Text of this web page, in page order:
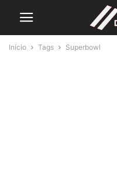
Início Tags Superbowl